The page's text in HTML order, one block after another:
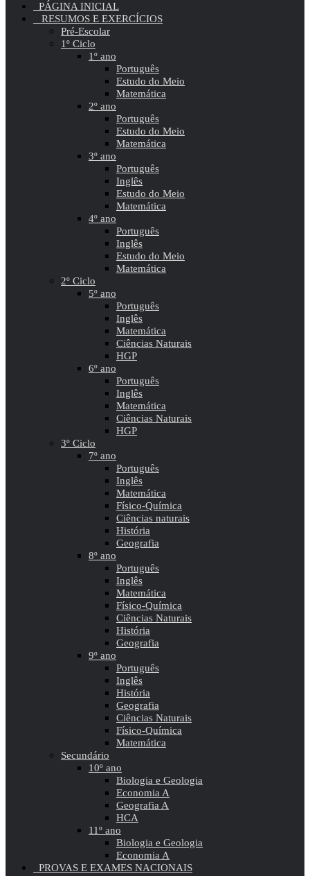
PÁGINA INICIAL
RESUMOS E EXERCÍCIOS
Pré-Escolar
1º Ciclo
1º ano
Português
Estudo do Meio
Matemática
2º ano
Português
Estudo do Meio
Matemática
3º ano
Português
Inglês
Estudo do Meio
Matemática
4º ano
Português
Inglês
Estudo do Meio
Matemática
2º Ciclo
5º ano
Português
Inglês
Matemática
Ciências Naturais
HGP
6º ano
Português
Inglês
Matemática
Ciências Naturais
HGP
3º Ciclo
7º ano
Português
Inglês
Matemática
Físico-Química
Ciências naturais
História
Geografia
8º ano
Português
Inglês
Matemática
Físico-Química
Ciências Naturais
História
Geografia
9º ano
Português
Inglês
História
Geografia
Ciências Naturais
Físico-Química
Matemática
Secundário
10º ano
Biologia e Geologia
Economia A
Geografia A
HCA
11º ano
Biologia e Geologia
Economia A
PROVAS E EXAMES NACIONAIS